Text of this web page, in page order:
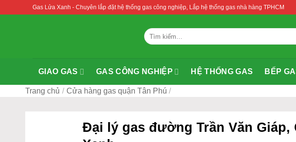
Gas Lửa Xanh - Chuyên lắp đặt hệ thống gas công nghiệp, Lắp hệ thống gas nhà hàng TPHCM
Tìm
kiếm:
GIAO GAS GAS CÔNG NGHIỆP HỆ THỐNG GAS BẾP
Trang chủ / Cửa hàng gas quận Tân Phú /
Đại lý gas đường Trần Văn Giáp,